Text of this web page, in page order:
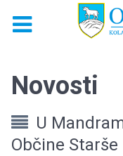
Novosti
U
Občine Starše